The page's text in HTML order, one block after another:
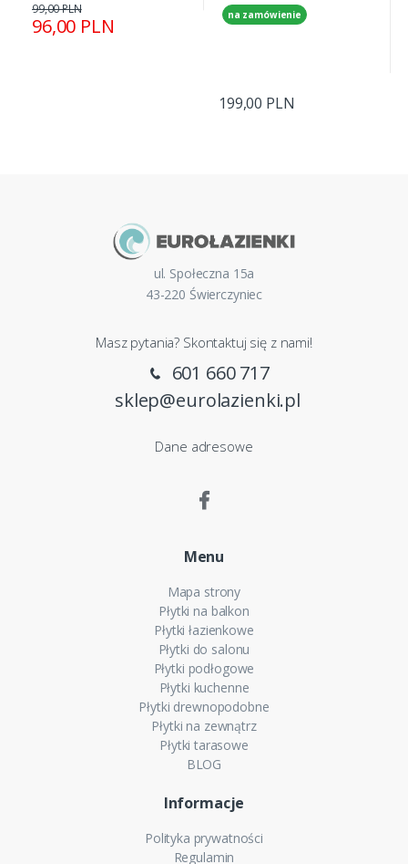
96,00 PLN
99,00 PLN na zamówienie
199,00 PLN
ul. Społeczna 15a
43-220 Świerczyniec
Masz pytania? Skontaktuj się z nami!
601 660 717
sklep@eurolazienki.pl
Dane adresowe
Menu
Mapa strony
Płytki na balkon
Płytki łazienkowe
Płytki do salonu
Płytki podłogowe
Płytki kuchenne
Płytki drewnopodobne
Płytki na zewnątrz
Płytki tarasowe
BLOG
Informacje
Polityka prywatności
Regulamin